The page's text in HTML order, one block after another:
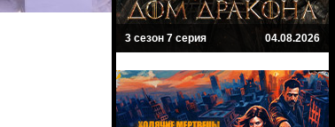
3 сезон 7 серия 04.08.2026